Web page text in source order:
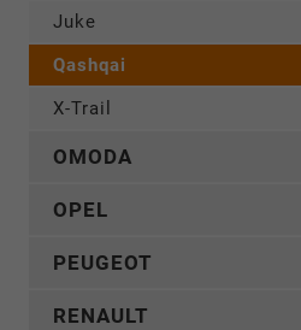
Juke
Qashqai
X-Trail
OMODA
OPEL
PEUGEOT
RENAULT